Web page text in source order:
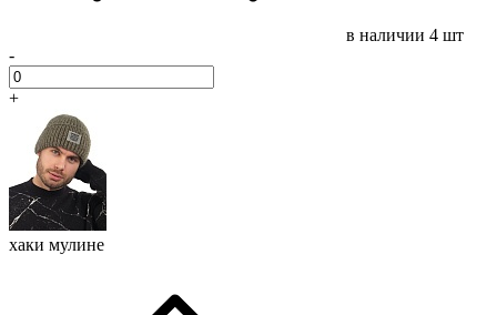
в наличии 4 шт
-
+
хаки мулине